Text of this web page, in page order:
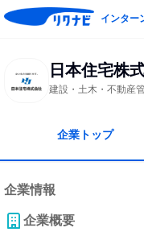
インター
日本住宅株
建設・土木・不動産
企業トップ
企業情報
企業概要